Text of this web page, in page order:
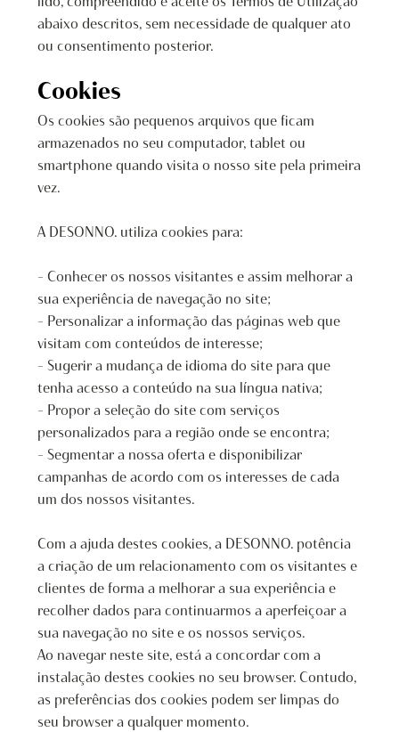
abaixo descritos, sem necessidade de qualquer ato
ou consentimento posterior.
Cookies
Os cookies são pequenos arquivos que ficam
armazenados no seu computador, tablet ou
smartphone quando visita o nosso site pela primeira
vez.
A DESONNO. utiliza cookies para:
– Conhecer os nossos visitantes e assim melhorar a
sua experiência de navegação no site;
– Personalizar a informação das páginas web que
visitam com conteúdos de interesse;
– Sugerir a mudança de idioma do site para que
tenha acesso a conteúdo na sua língua nativa;
– Propor a seleção do site com serviços
personalizados para a região onde se encontra;
– Segmentar a nossa oferta e disponibilizar
campanhas de acordo com os interesses de cada
um dos nossos visitantes.
Com a ajuda destes cookies, a DESONNO. potência
a criação de um relacionamento com os visitantes e
clientes de forma a melhorar a sua experiência e
recolher dados para continuarmos a aperfeiçoar a
sua navegação no site e os nossos serviços.
Ao navegar neste site, está a concordar com a
instalação destes cookies no seu browser. Contudo,
as preferências dos cookies podem ser limpas do
seu browser a qualquer momento.